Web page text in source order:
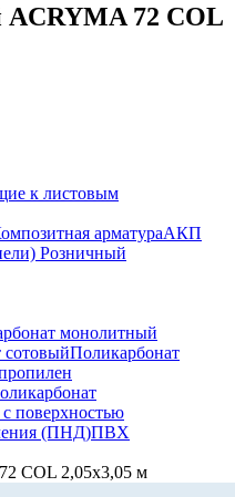
72 COL
к листовым
арматураАКП
Розничный
монолитный
сотовыйПоликарбонат
поверхностью
(ПНД)ПВХ
COL 2,05х3,05 м